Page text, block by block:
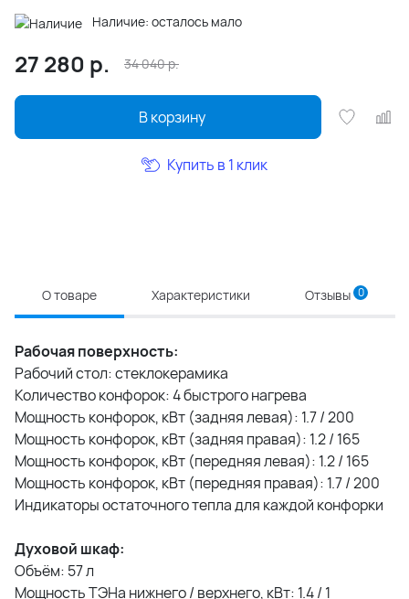
Наличие: осталось мало
27 280 р. 34 040р.
В корзину
Купить в 1 клик
О товаре Характеристики Отзывы 0
Рабочая поверхность:
Рабочий стол: стеклокерамика
Количество конфорок: 4 быстрого нагрева
Мощность конфорок, кВт (задняя левая): 1.7 / 200
Мощность конфорок, кВт (задняя правая): 1.2 / 165
Мощность конфорок, кВт (передняя левая): 1.2 / 165
Мощность конфорок, кВт (передняя правая): 1.7 / 200
Индикаторы остаточного тепла для каждой конфорки
Духовой шкаф:
Объём: 57 л
Мощность ТЭНа нижнего / верхнего, кВт: 1.4 / 1